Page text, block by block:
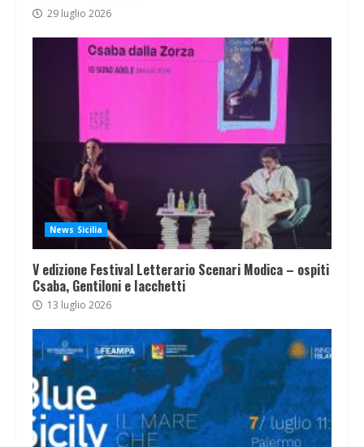
29 luglio 2026
News Sicilia
V edizione Festival Letterario Scenari Modica – ospiti
Csaba, Gentiloni e Iacchetti
13 luglio 2026